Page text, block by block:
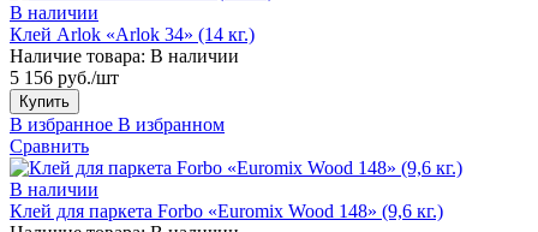
В наличии
Клей Arlok «Arlok 34» (14 кг.)
Наличие товара: В наличии
5 156 руб./шт
Купить
В избранное В избранном
Сравнить
В наличии
Клей для паркета Forbo «Euromix Wood 148» (9,6 кг.)